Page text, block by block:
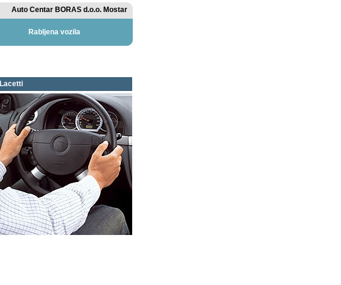
Auto Centar BORAS d.o.o. Mostar
Rabljena vozila
Lacetti